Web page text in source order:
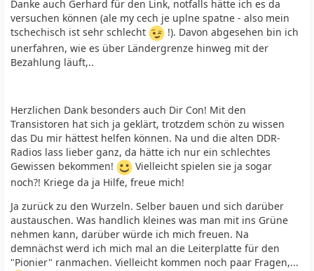
Danke auch Gerhard für den Link, notfalls hätte ich es da
versuchen können (ale my cech je uplne spatne - also mein
tschechisch ist sehr schlecht
!). Davon abgesehen bin ich
unerfahren, wie es über Ländergrenze hinweg mit der
Bezahlung läuft,..
Herzlichen Dank besonders auch Dir Con! Mit den
Transistoren hat sich ja geklärt, trotzdem schön zu wissen
das Du mir hättest helfen können. Na und die alten DDR-
Radios lass lieber ganz, da hätte ich nur ein schlechtes
Gewissen bekommen!
Vielleicht spielen sie ja sogar
noch?! Kriege da ja Hilfe, freue mich!
Ja zurück zu den Wurzeln. Selber bauen und sich darüber
austauschen. Was handlich kleines was man mit ins Grüne
nehmen kann, darüber würde ich mich freuen. Na
demnächst werd ich mich mal an die Leiterplatte für den
"Pionier" ranmachen. Vielleicht kommen noch paar Fragen,...